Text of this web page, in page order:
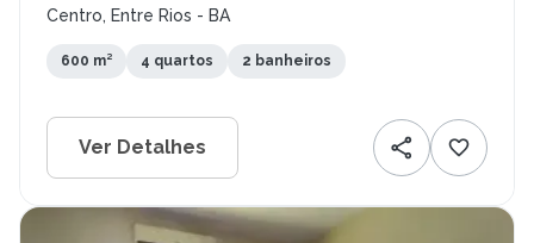
Centro, Entre Rios - BA
600 m² 4 quartos 2 banheiros
Ver Detalhes